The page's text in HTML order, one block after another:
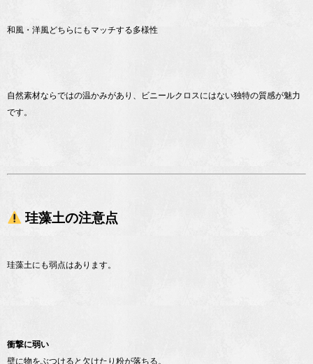
和風・洋風どちらにもマッチする多様性
自然素材ならではの温かみがあり、ビニールクロスにはない独特の質感が魅力
です。
珪藻土の注意点
珪藻土にも弱点はあります。
衝撃に弱い
壁に物をぶつけると欠けたり粉が落ちる。